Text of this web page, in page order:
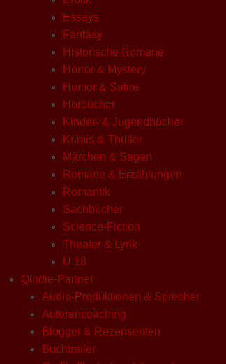
Essays
Fantasy
Historische Romane
Horror & Mystery
Humor & Satire
Hörbücher
Kinder- & Jugendbücher
Krimis & Thriller
Märchen & Sagen
Romane & Erzählungen
Romantik
Sachbücher
Science-Fiction
Theater & Lyrik
U 18
Qindie-Partner
Audio-Produktionen & Sprecher
Autorencoaching
Blogger & Rezensenten
Buchtrailer